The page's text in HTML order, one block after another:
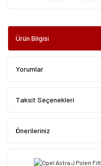
Ürün Bilgisi
Yorumlar
Taksit Seçenekleri
Önerileriniz